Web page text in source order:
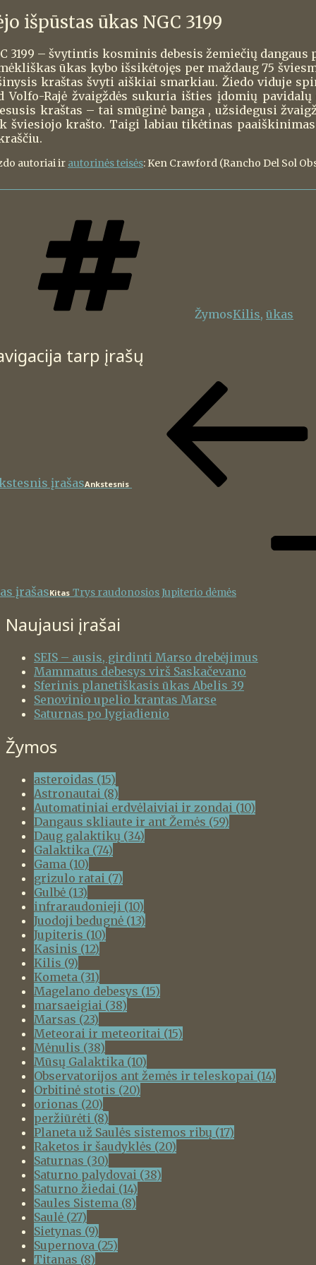
išpūstas ūkas NGC 3199
3199 – švytintis kosminis debesis žemiečių
ūkas kybo išsikėtojęs per maždaug 75
kraštas švyti aiškiai smarkiau. Žiedo viduje
Volfo-Rajė žvaigždės sukuria išties įdomių
kraštas – tai smūginė banga , užsidegusi
šviesiojo krašto. Taigi labiau tikėtinas paaiškinimas
autoriai ir autorinės teisės: Ken Crawford (Rancho Del Sol
ŽymosKilis, ūkas
tarp įrašų
įrašasAnkstesnis
įrašasKitas Trys raudonosios Jupiterio dėmės
Naujausi įrašai
SEIS – ausis, girdinti Marso drebėjimus
Mammatus debesys virš Saskačevano
Sferinis planetiškasis ūkas Abelis 39
Senovinio upelio krantas Marse
Saturnas po lygiadienio
Žymos
asteroidas (15)
Astronautai (8)
Automatiniai erdvėlaiviai ir zondai (10)
Dangaus skliaute ir ant Žemės (59)
Daug galaktikų (34)
Galaktika (74)
Gama (10)
grizulo ratai (7)
Gulbė (13)
infraraudonieji (10)
Juodoji bedugnė (13)
Jupiteris (10)
Kasinis (12)
Kilis (9)
Kometa (31)
Magelano debesys (15)
marsaeigiai (38)
Marsas (23)
Meteorai ir meteoritai (15)
Mėnulis (38)
Mūsų Galaktika (10)
Observatorijos ant žemės ir teleskopai (14)
Orbitinė stotis (20)
orionas (20)
peržiūrėti (8)
Planeta už Saulės sistemos ribų (17)
Raketos ir šaudyklės (20)
Saturnas (30)
Saturno palydovai (38)
Saturno žiedai (14)
Saules Sistema (8)
Saulė (27)
Sietynas (9)
Supernova (25)
Titanas (8)